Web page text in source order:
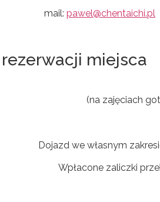
mail: pawel@chentaichi.pl
miejsca
(na zajęciach
Dojazd we własnym
Wpłacone zaliczki